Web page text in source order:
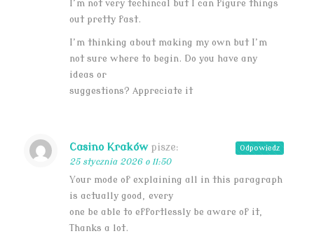
I’m not very techincal but I can figure things
out pretty fast.
I’m thinking about making my own but I’m
not sure where to begin. Do you have any
ideas or
suggestions? Appreciate it
Casino Kraków pisze:
25 stycznia 2026 o 11:50
Your mode of explaining all in this paragraph
is actually good, every
one be able to effortlessly be aware of it,
Thanks a lot.
Odpowiedz